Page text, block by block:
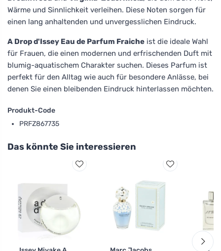
Wärme und Sinnlichkeit verleihen. Diese Noten sorgen für
einen lang anhaltenden und unvergesslichen Eindruck.
A Drop d'Issey Eau de Parfum Fraiche ist die ideale Wahl
für Frauen, die einen modernen und erfrischenden Duft mit
blumig-aquatischem Charakter suchen. Dieses Parfum ist
perfekt für den Alltag wie auch für besondere Anlässe, bei
denen Sie einen bleibenden Eindruck hinterlassen möchten.
Produkt-Code
PRFZ867735
Das könnte Sie interessieren